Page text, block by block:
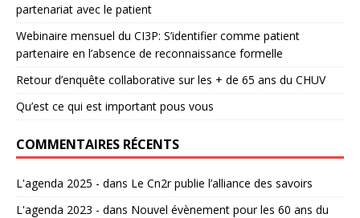
partenariat avec le patient
Webinaire mensuel du CI3P: S’identifier comme patient
partenaire en l’absence de reconnaissance formelle
Retour d’enquête collaborative sur les + de 65 ans du CHUV
Qu’est ce qui est important pous vous
COMMENTAIRES RÉCENTS
L'agenda 2025 - dans Le Cn2r publie l’alliance des savoirs
L'agenda 2023 - dans Nouvel évènement pour les 60 ans du